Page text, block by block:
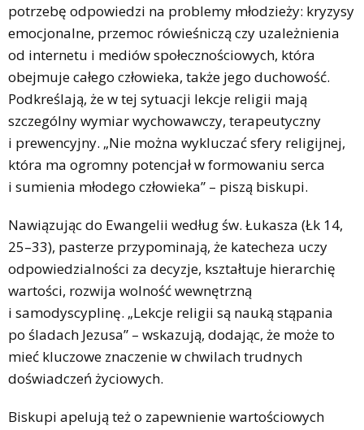
potrzebę odpowiedzi na problemy młodzieży: kryzysy
emocjonalne, przemoc rówieśniczą czy uzależnienia
od internetu i mediów społecznościowych, która
obejmuje całego człowieka, także jego duchowość.
Podkreślają, że w tej sytuacji lekcje religii mają
szczególny wymiar wychowawczy, terapeutyczny
i prewencyjny. „Nie można wykluczać sfery religijnej,
która ma ogromny potencjał w formowaniu serca
i sumienia młodego człowieka” – piszą biskupi.
Nawiązując do Ewangelii według św. Łukasza (Łk 14,
25–33), pasterze przypominają, że katecheza uczy
odpowiedzialności za decyzje, kształtuje hierarchię
wartości, rozwija wolność wewnętrzną
i samodyscyplinę. „Lekcje religii są nauką stąpania
po śladach Jezusa” – wskazują, dodając, że może to
mieć kluczowe znaczenie w chwilach trudnych
doświadczeń życiowych.
Biskupi apelują też o zapewnienie wartościowych